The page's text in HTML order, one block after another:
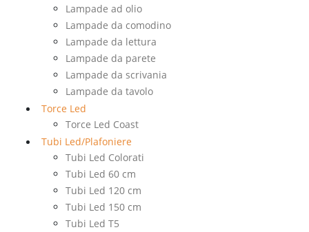
Lampade ad olio
Lampade da comodino
Lampade da lettura
Lampade da parete
Lampade da scrivania
Lampade da tavolo
Torce Led
Torce Led Coast
Tubi Led/Plafoniere
Tubi Led Colorati
Tubi Led 60 cm
Tubi Led 120 cm
Tubi Led 150 cm
Tubi Led T5